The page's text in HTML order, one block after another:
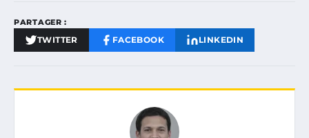
PARTAGER :
TWITTER FACEBOOK LINKEDIN